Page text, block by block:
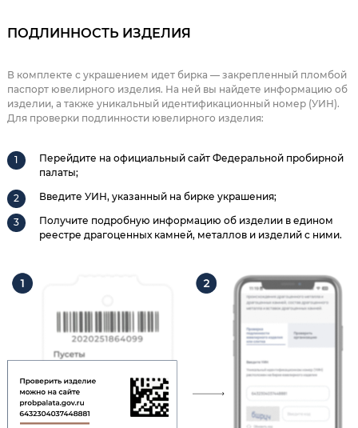
ПОДЛИННОСТЬ ИЗДЕЛИЯ
В комплекте с украшением идет бирка — закрепленный пломбой
паспорт ювелирного изделия. На ней вы найдете информацию об
изделии, а также уникальный идентификационный номер (УИН).
Для проверки подлинности ювелирного изделия:
Перейдите на официальный сайт Федеральной пробирной
палаты;
Введите УИН, указанный на бирке украшения;
Получите подробную информацию об изделии в едином
реестре драгоценных камней, металлов и изделий с ними.